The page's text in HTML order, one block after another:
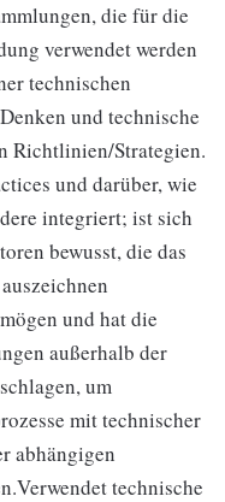
die für die
verwendet werden
technischen
und technische
Richtlinien/Strategien.
und darüber, wie
integriert; ist sich
bewusst, die das
und hat die
außerhalb der
um
mit technischer
abhängigen
technische